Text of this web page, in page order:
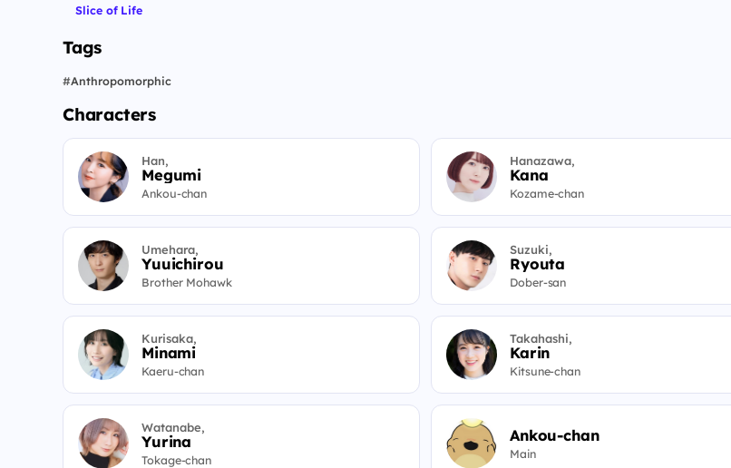
Slice of Life
Tags
#Anthropomorphic
Characters
Han,
Megumi
Ankou-chan
Hanazawa,
Kana
Kozame-chan
Umehara,
Yuuichirou
Brother Mohawk
Suzuki,
Ryouta
Dober-san
Kurisaka,
Minami
Kaeru-chan
Takahashi,
Karin
Kitsune-chan
Watanabe,
Yurina
Tokage-chan
Ankou-chan
Main